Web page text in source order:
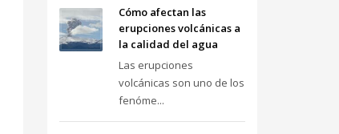
Cómo afectan las
erupciones volcánicas a
la calidad del agua
Las erupciones
volcánicas son uno de los
fenóme...